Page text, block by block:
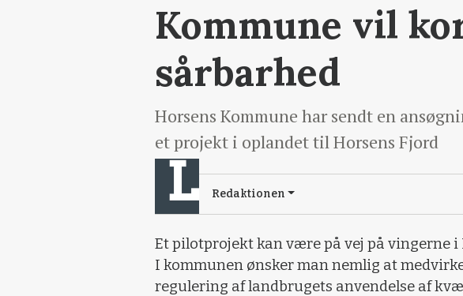
Kommune vil
sårbarhed
Horsens Kommune har sendt en
et projekt i oplandet til Horsens Fjord
Redaktionen
Et pilotprojekt kan være på vej på vingerne i
I kommunen ønsker man nemlig at
regulering af landbrugets anvendelse af